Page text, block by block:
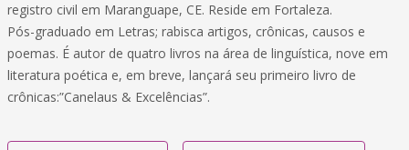
registro civil em Maranguape, CE. Reside em Fortaleza.
Pós-graduado em Letras; rabisca artigos, crônicas, causos e
poemas. É autor de quatro livros na área de linguística, nove em
literatura poética e, em breve, lançará seu primeiro livro de
crônicas:”Canelaus & Excelências”.